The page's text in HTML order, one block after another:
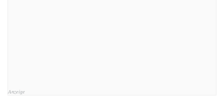
Anzeige